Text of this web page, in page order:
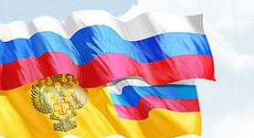
Перейти к основному содержанию